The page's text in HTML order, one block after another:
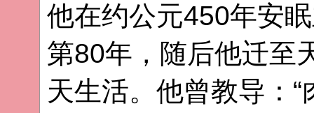
他在约公元450年安
第80年，随后他迁至
天生活。他曾教导：